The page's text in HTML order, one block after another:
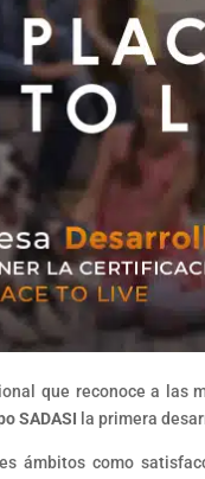
que reconoce a las
SADASI la primera
ámbitos como